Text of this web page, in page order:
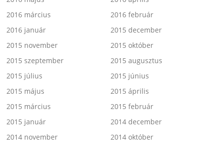
2016 március
2016 február
2016 január
2015 december
2015 november
2015 október
2015 szeptember
2015 augusztus
2015 július
2015 június
2015 május
2015 április
2015 március
2015 február
2015 január
2014 december
2014 november
2014 október